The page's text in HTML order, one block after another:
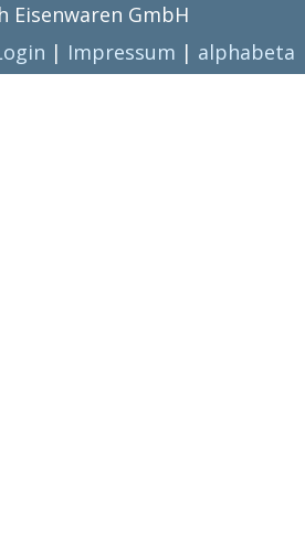
Eisenwaren GmbH
| Impressum | alphabeta